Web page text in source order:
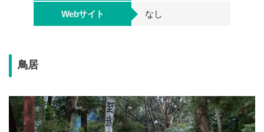
Webサイト なし
鳥居